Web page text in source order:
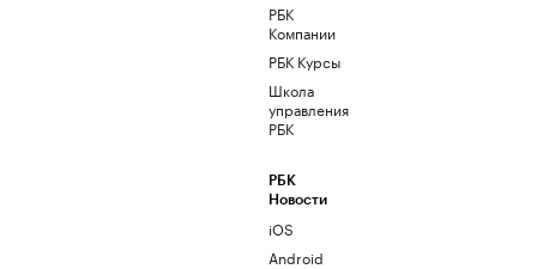
РБК
Компании
РБК Курсы
Школа
управления
РБК
РБК
Новости
iOS
Android